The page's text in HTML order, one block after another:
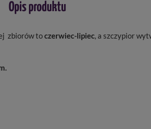
Opis produktu
zbiorów toczerwiec-lipiec, a szczypior